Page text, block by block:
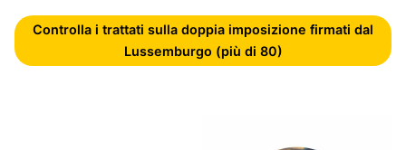
Controlla i trattati sulla doppia imposizione firmati dal
Lussemburgo (più di 80)